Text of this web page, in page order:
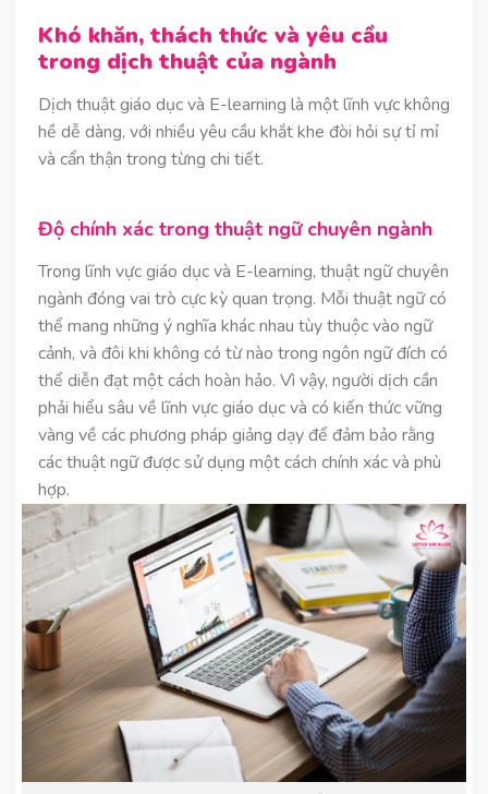
Khó khăn, thách thức và yêu cầu
trong dịch thuật của ngành
Dịch thuật giáo dục và E-learning là một lĩnh vực không
hề dễ dàng, với nhiều yêu cầu khắt khe đòi hỏi sự tỉ mỉ
và cẩn thận trong từng chi tiết.
Độ chính xác trong thuật ngữ chuyên ngành
Trong lĩnh vực giáo dục và E-learning, thuật ngữ chuyên
ngành đóng vai trò cực kỳ quan trọng. Mỗi thuật ngữ có
thể mang những ý nghĩa khác nhau tùy thuộc vào ngữ
cảnh, và đôi khi không có từ nào trong ngôn ngữ đích có
thể diễn đạt một cách hoàn hảo. Vì vậy, người dịch cần
phải hiểu sâu về lĩnh vực giáo dục và có kiến thức vững
vàng về các phương pháp giảng dạy để đảm bảo rằng
các thuật ngữ được sử dụng một cách chính xác và phù
hợp.